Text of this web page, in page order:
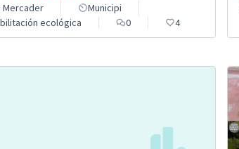
Mercader
Municipi
ecológica
0 4